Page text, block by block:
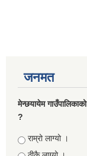
जनमत
मेन्छयायेम
?
Choices
राम्रो लाग्यो ।